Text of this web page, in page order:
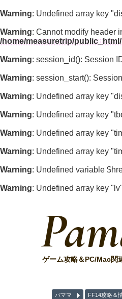
Warning: Undefined array key
Warning: Cannot modify header
/home/measuretrip/
Warning: session_id(): Session
Warning: session_start():
Warning: Undefined array key
Warning: Undefined array key
Warning: Undefined array key
Warning: Undefined array key
Warning: Undefined variable
Warning: Undefined array key
ゲーム攻略＆PC/Mac関
パママ FF14攻略＆